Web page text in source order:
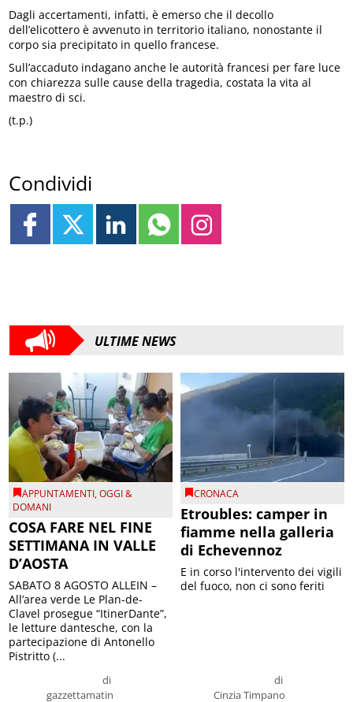
Dagli accertamenti, infatti, è emerso che il decollo
dell’elicottero è avvenuto in territorio italiano, nonostante il
corpo sia precipitato in quello francese.
Sull’accaduto indagano anche le autorità francesi per fare luce
con chiarezza sulle cause della tragedia, costata la vita al
maestro di sci.
(t.p.)
Condividi
ULTIME NEWS
APPUNTAMENTI,OGGI &
DOMANI
COSA FARE NEL FINE
SETTIMANA IN VALLE
D’AOSTA
di
gazzettamatin
SABATO 8 AGOSTO ALLEIN –
All’area verde Le Plan-de-
Clavel prosegue “ItinerDante”,
le letture dantesche, con la
partecipazione di Antonello
Pistritto (...
CRONACA
Etroubles: camper in
fiamme nella galleria
di Echevennoz
di
Cinzia Timpano
E in corso l'intervento dei vigili
del fuoco, non ci sono feriti